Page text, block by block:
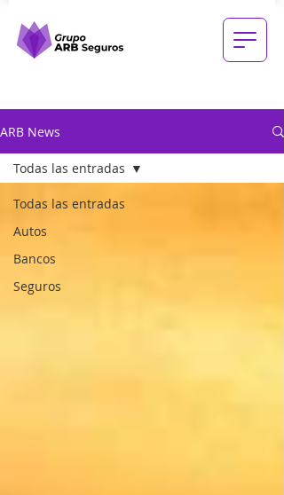
ARB News
Todas las entradas
Autos
Bancos
Seguros
Todas las entradas